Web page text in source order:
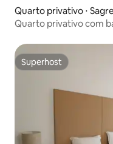
Quarto privativo ⋅
Quarto privativo com
Superhost
Superhost